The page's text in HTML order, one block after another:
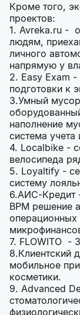
Кроме того,
проектов:
1. Avreka.ru -
людям,
личного
напрямую у
2. Easy Exam -
подготовки к
3.Умный
наполнение
система учета
4. Localbike -
велосипеда
5. Loyaltify -
систему
6.АИС-Кредит
BPM решение
операционных
7. FLOWITO -
8.Клиентский
мобильное
косметики.
9. Advanced